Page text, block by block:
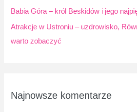
Babia Góra – król Beskidów i jego
Atrakcje w Ustroniu – uzdrowisko,
warto zobaczyć
Najnowsze komentarze